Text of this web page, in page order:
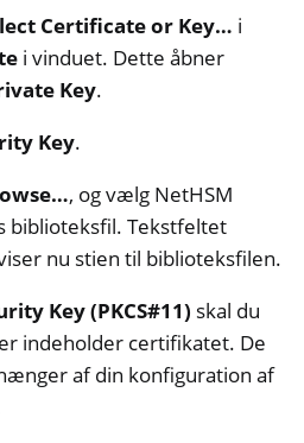
Certificate or Key… i
i vinduet. Dette åbner
Key.
Key.
, og vælg NetHSM
biblioteksfil. Tekstfeltet
nu stien til biblioteksfilen.
Key (PKCS#11) skal du
indeholder certifikatet. De
af din konfiguration af